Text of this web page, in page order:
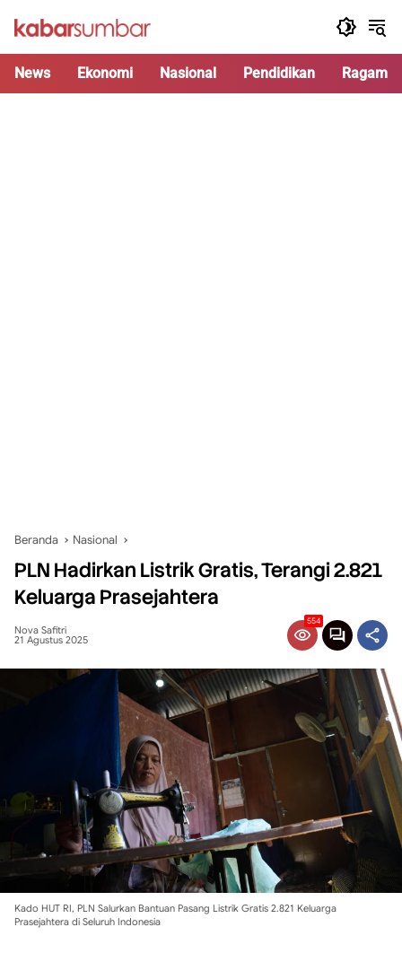
News Ekonomi Nasional Pendidikan Ragam
Beranda Nasional
PLN Hadirkan Listrik Gratis, Terangi 2.821
Keluarga Prasejahtera
Nova Safitri
21 Agustus 2025
554
Kado HUT RI, PLN Salurkan Bantuan Pasang Listrik Gratis 2.821 Keluarga
Prasejahtera di Seluruh Indonesia